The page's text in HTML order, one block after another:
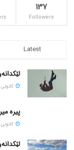
137
Followers
Latest
كانونی
پیره
كانونی